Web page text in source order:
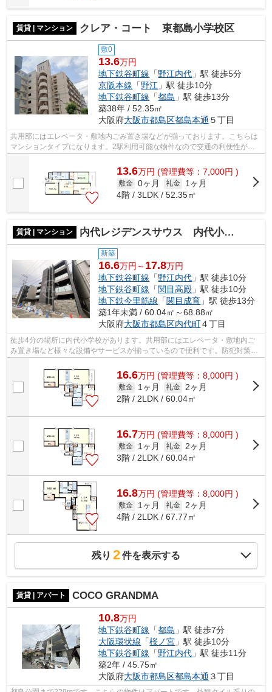
賃貸 | マンション クレア・コート 東都島小学校区
敷0
13.6万円
地下鉄谷町線 「野江内代 」駅 徒歩5分
京阪本線 「野江 」駅 徒歩10分
地下鉄谷町線 「都島 」駅 徒歩13分
築38年 / 52.35㎡
大阪府大阪市都島区都島本通 ５丁目
共用部にはエレベータ・敷地内ごみ置き場などが揃っております。こちらは
マンションタイプになります。2駅利用可能な物件なので交通の利便性が良
いのが魅力です。高層階なら景色を眺め...
13.6万円 (管理費等：7,000円 )
敷金 0ヶ月 礼金
1ヶ月
4階 / 3LDK / 52.35㎡
賃貸 | マンション 内代レジデンスサウス 内代小学校区
新築
16.6万円～ 17.8万円
地下鉄谷町線 「野江内代 」駅 徒歩10分
地下鉄谷町線 「関目高殿 」駅 徒歩10分
地下鉄今里筋線 「関目成育 」駅 徒歩13分
築1年未満 / 60.04㎡～68.88㎡
大阪府大阪市都島区内代町４丁目
徒歩4分の場所に内代小学校があります。共用部にはエレベータ・敷地内ご
み置き場など様々な設備やサービスが揃っているので便利です。防犯対策も
バッチリなマンションタイプの物件です...
16.6万円 (管理費等：8,000円 )
敷金 1ヶ月 礼金 2ヶ月
2階 / 2LDK / 60.04㎡
16.7万円 (管理費等：8,000円 )
敷金 1ヶ月 礼金 2ヶ月
3階 / 2LDK / 60.04㎡
16.8万円 (管理費等：8,000円 )
敷金 1ヶ月 礼金 2ヶ月
4階 / 2LDK / 67.77㎡
残り 2件を表示する
賃貸 | アパート COCO GRANDMA
10.8万円
地下鉄谷町線 「都島 」駅 徒歩7分
大阪環状線 「桜ノ宮 」駅 徒歩10分
地下鉄谷町線 「野江内代 」駅 徒歩11分
築2年 / 45.75㎡
大阪府大阪市都島区都島本通 ３丁目